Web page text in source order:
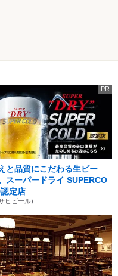
PR
と品質にこだわる生ビー
スーパードライ SUPERCO
定店
ヒビール)